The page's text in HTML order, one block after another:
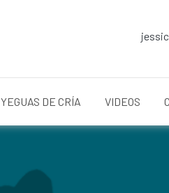
YEGUAS DE CRÍA VIDEOS